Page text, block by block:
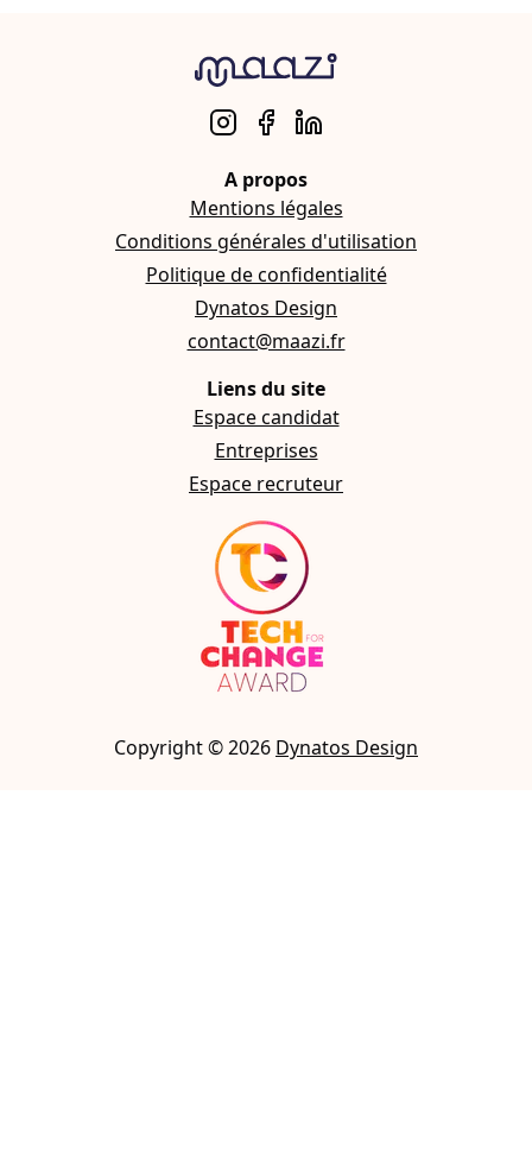
A propos
Mentions légales
Conditions générales d'utilisation
Politique de confidentialité
Dynatos Design
contact@maazi.fr
Liens du site
Espace candidat
Entreprises
Espace recruteur
Copyright ©2026 Dynatos Design